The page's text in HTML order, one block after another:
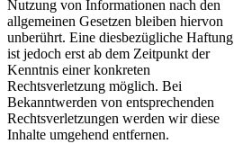
Nutzung von Informationen nach den
allgemeinen Gesetzen bleiben hiervon
unberührt. Eine diesbezügliche Haftung
ist jedoch erst ab dem Zeitpunkt der
Kenntnis einer konkreten
Rechtsverletzung möglich. Bei
Bekanntwerden von entsprechenden
Rechtsverletzungen werden wir diese
Inhalte umgehend entfernen.